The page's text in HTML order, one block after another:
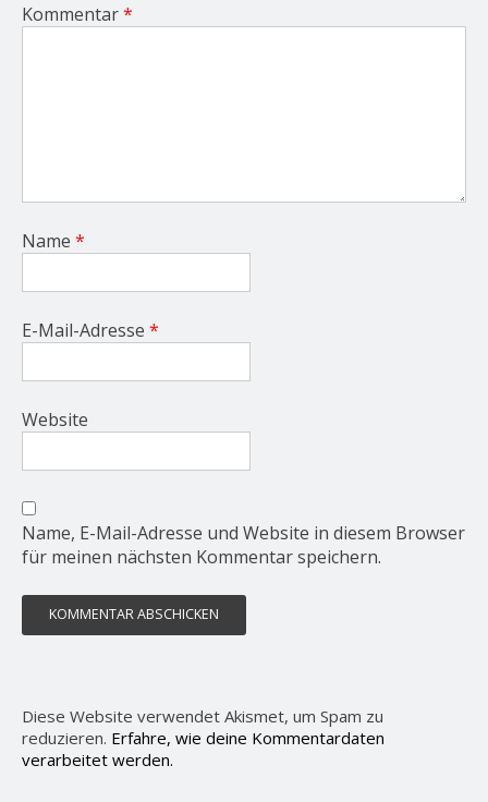
Kommentar*
Name *
E-Mail-Adresse *
Website
Name, E-Mail-Adresse und Website in diesem Browser
für meinen nächsten Kommentar speichern.
Diese Website verwendet Akismet, um Spam zu
reduzieren. Erfahre, wie deine Kommentardaten
verarbeitet werden.